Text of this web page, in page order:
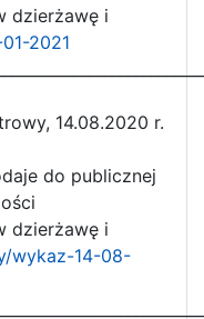
dzierżawę i
2021
14.08.2020 r.
do publicznej
dzierżawę i
wykaz-14-08-